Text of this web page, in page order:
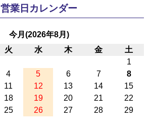
営業日カレンダー
今月(2026年8月)
火 水 木 金
土
1
4 5 6 7
8
11 12 13 14
15
18 19 20 21
22
25 26 27 28
29